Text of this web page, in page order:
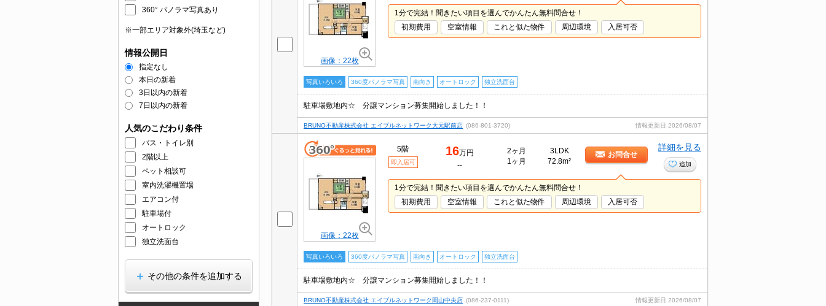
360° パノラマ写真あり
※一部エリア対象外(埼玉など)
情報公開日
指定なし
本日の新着
3日以内の新着
7日以内の新着
人気のこだわり条件
バス・トイレ別
2階以上
ペット相談可
室内洗濯機置場
エアコン付
駐車場付
オートロック
独立洗面台
その他の条件を追加する
画像：22枚
1分で完結！聞きたい項目を選んでかんたん無料問合せ！
初期費用
空室情報 これと似た物件 周辺環境 入居可否
写真いろいろ 360度パノラマ写真 南向き オートロック 独立洗面台
駐車場敷地内☆ 分譲マンション募集開始しました！！
BRUNO不動産株式会社 エイブルネットワーク大元駅前店 (086-801-3720) 情報更新日 2026/08/07
画像：22枚
5階
即入居可
16万円
--
2ヶ月
1ヶ月
3LDK
72.8m²
お問合せ
詳細を見る
追加
1分で完結！聞きたい項目を選んでかんたん無料問合せ！
初期費用
空室情報 これと似た物件 周辺環境 入居可否
写真いろいろ 360度パノラマ写真 南向き オートロック 独立洗面台
駐車場敷地内☆ 分譲マンション募集開始しました！！
BRUNO不動産株式会社 エイブルネットワーク岡山中央店 (086-237-0111) 情報更新日 2026/08/07